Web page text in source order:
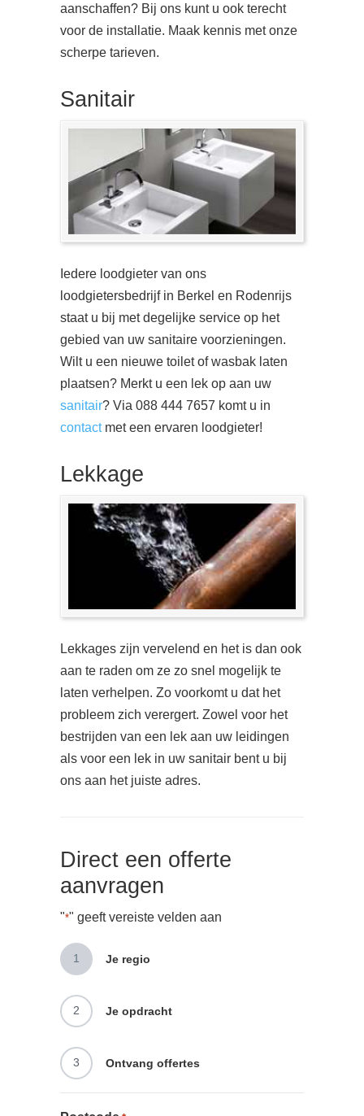
aanschaffen? Bij ons kunt u ook terecht
voor de installatie. Maak kennis met onze
scherpe tarieven.
Sanitair
Iedere loodgieter van ons
loodgietersbedrijf in Berkel en Rodenrijs
staat u bij met degelijke service op het
gebied van uw sanitaire voorzieningen.
Wilt u een nieuwe toilet of wasbak laten
plaatsen? Merkt u een lek op aan uw
sanitair? Via 088 444 7657 komt u in
contactmet een ervaren loodgieter!
Lekkage
Lekkages zijn vervelend en het is dan ook
aan te raden om ze zo snel mogelijk te
laten verhelpen. Zo voorkomt u dat het
probleem zich verergert. Zowel voor het
bestrijden van een lek aan uw leidingen
als voor een lek in uw sanitair bent u bij
ons aan het juiste adres.
Direct een offerte
aanvragen
"*" geeft vereiste velden aan
1 Je regio
2 Je opdracht
3 Ontvang offertes